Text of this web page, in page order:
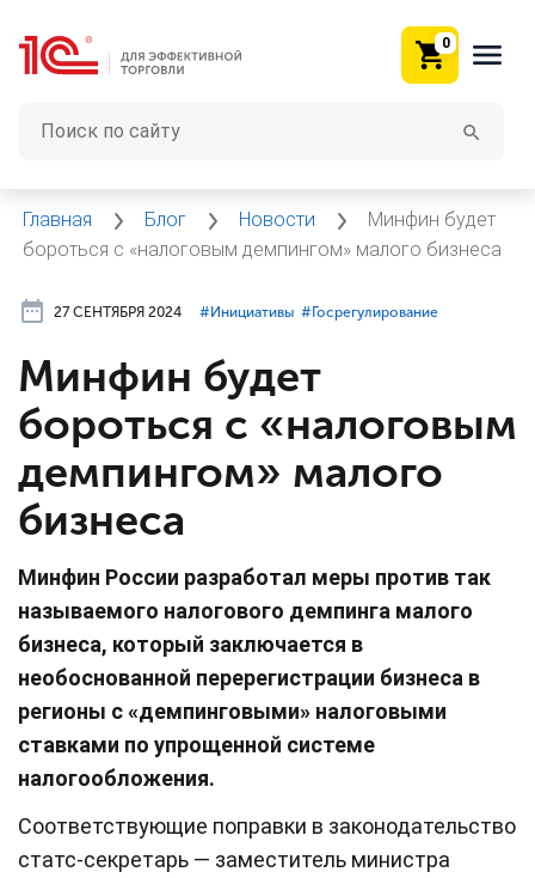
0
Главная Блог Новости
Минфин будет
бороться с «налоговым демпингом» малого бизнеса
27 СЕНТЯБРЯ 2024 #⁣Инициативы #⁣Госрегулирование
Минфин будет
бороться с «налоговым
демпингом» малого
бизнеса
Минфин России разработал меры против так
называемого налогового демпинга малого
бизнеса, который заключается в
необоснованной перерегистрации бизнеса в
регионы с «демпинговыми» налоговыми
ставками по упрощенной системе
налогообложения.
Соответствующие поправки в законодательство
статс-секретарь — заместитель министра